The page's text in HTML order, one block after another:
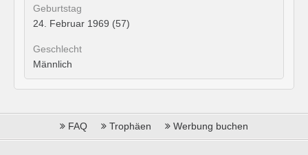
Geburtstag
24. Februar 1969 (57)
Geschlecht
Männlich
FAQ Trophäen Werbung buchen